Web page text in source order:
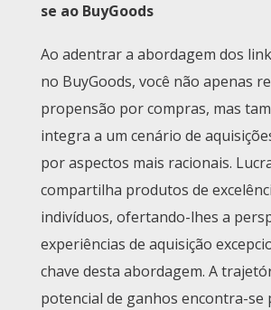
se ao BuyGoods
Ao adentrar a abordagem dos
no BuyGoods, você não apenas
propensão por compras, mas
integra a um cenário de
por aspectos mais racionais.
compartilha produtos de
indivíduos, ofertando-lhes a
experiências de aquisição
chave desta abordagem. A
potencial de ganhos encontra-se